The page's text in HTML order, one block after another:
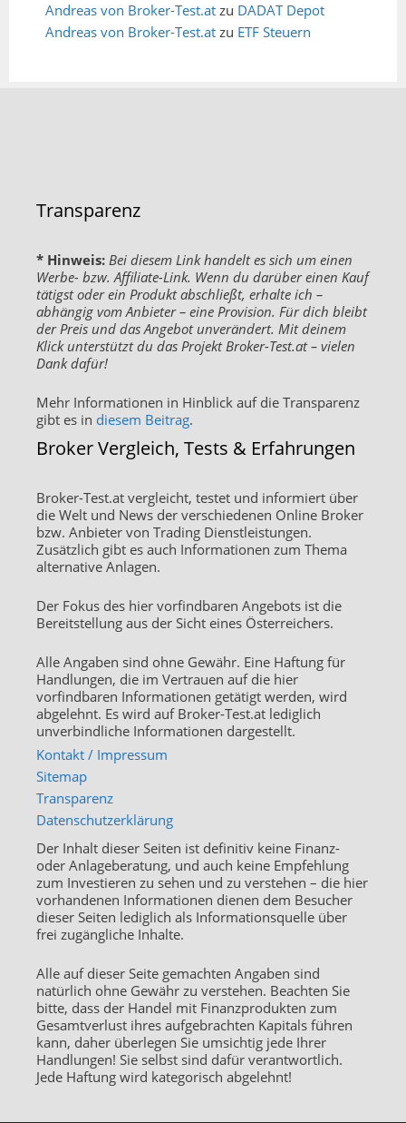
Andreas von Broker-Test.at zu DADAT Depot
Andreas von Broker-Test.at zu ETF Steuern
Transparenz
* Hinweis: Bei diesem Link handelt es sich um einen
Werbe- bzw. Affiliate-Link. Wenn du darüber einen Kauf
tätigst oder ein Produkt abschließt, erhalte ich –
abhängig vom Anbieter – eine Provision. Für dich bleibt
der Preis und das Angebot unverändert. Mit deinem
Klick unterstützt du das Projekt Broker-Test.at – vielen
Dank dafür!
Mehr Informationen in Hinblick auf die Transparenz
gibt es in diesem Beitrag.
Broker Vergleich, Tests & Erfahrungen
Broker-Test.at vergleicht, testet und informiert über
die Welt und News der verschiedenen Online Broker
bzw. Anbieter von Trading Dienstleistungen.
Zusätzlich gibt es auch Informationen zum Thema
alternative Anlagen.
Der Fokus des hier vorfindbaren Angebots ist die
Bereitstellung aus der Sicht eines Österreichers.
Alle Angaben sind ohne Gewähr. Eine Haftung für
Handlungen, die im Vertrauen auf die hier
vorfindbaren Informationen getätigt werden, wird
abgelehnt. Es wird auf Broker-Test.at lediglich
unverbindliche Informationen dargestellt.
Kontakt / Impressum
Sitemap
Transparenz
Datenschutzerklärung
Der Inhalt dieser Seiten ist definitiv keine Finanz-
oder Anlageberatung, und auch keine Empfehlung
zum Investieren zu sehen und zu verstehen – die hier
vorhandenen Informationen dienen dem Besucher
dieser Seiten lediglich als Informationsquelle über
frei zugängliche Inhalte.
Alle auf dieser Seite gemachten Angaben sind
natürlich ohne Gewähr zu verstehen. Beachten Sie
bitte, dass der Handel mit Finanzprodukten zum
Gesamtverlust ihres aufgebrachten Kapitals führen
kann, daher überlegen Sie umsichtig jede Ihrer
Handlungen! Sie selbst sind dafür verantwortlich.
Jede Haftung wird kategorisch abgelehnt!